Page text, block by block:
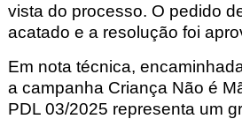
vista do processo. O pedido
acatado e a resolução foi
Em nota técnica,
a campanha Criança Não é
PDL 03/2025 representa um